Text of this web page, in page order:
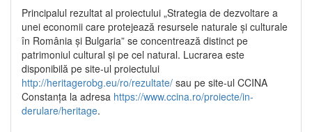
Principalul rezultat al proiectului „Strategia de dezvoltare a
unei economii care protejează resursele naturale și culturale
în România și Bulgaria” se concentrează distinct pe
patrimoniul cultural și pe cel natural. Lucrarea este
disponibilă pe site-ul proiectului
http://heritagerobg.eu/ro/rezultate/ sau pe site-ul CCINA
Constanța la adresa https://www.ccina.ro/proiecte/in-
derulare/heritage.